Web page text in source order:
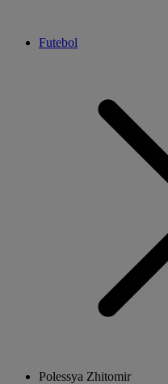
Futebol
Polessya Zhitomir